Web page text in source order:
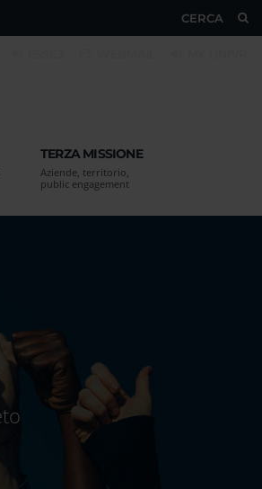
CERCA
TERZA MISSIONE
Aziende, territorio,
public engagement